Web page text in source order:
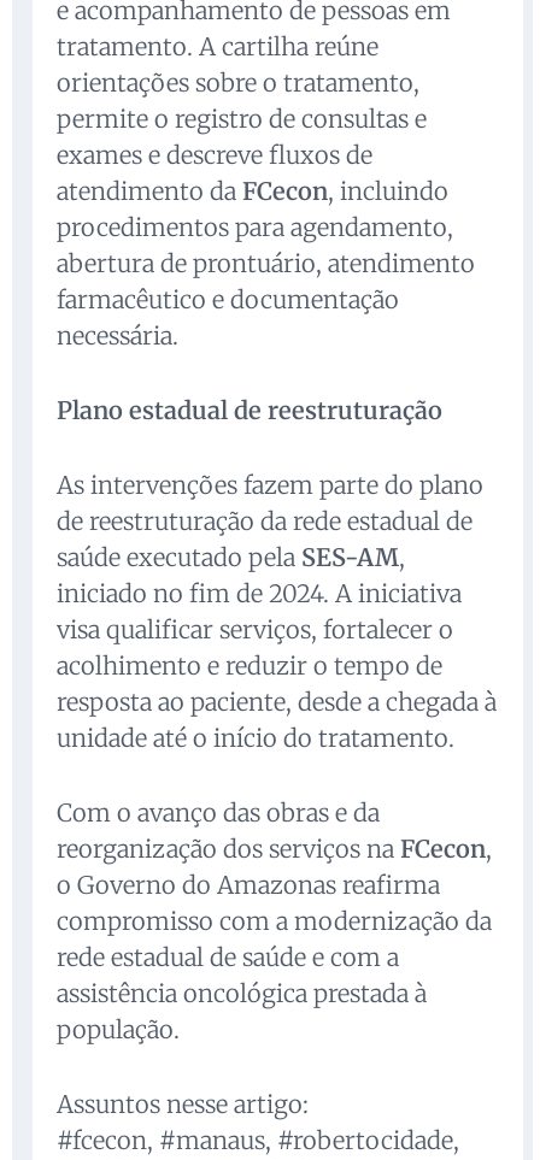
e acompanhamento de pessoas em
tratamento. A cartilha reúne
orientações sobre o tratamento,
permite o registro de consultas e
exames e descreve fluxos de
atendimento da FCecon, incluindo
procedimentos para agendamento,
abertura de prontuário, atendimento
farmacêutico e documentação
necessária.
Plano estadual de reestruturação
As intervenções fazem parte do plano
de reestruturação da rede estadual de
saúde executado pela SES-AM,
iniciado no fim de 2024. A iniciativa
visa qualificar serviços, fortalecer o
acolhimento e reduzir o tempo de
resposta ao paciente, desde a chegada à
unidade até o início do tratamento.
Com o avanço das obras e da
reorganização dos serviços na FCecon,
o Governo do Amazonas reafirma
compromisso com a modernização da
rede estadual de saúde e com a
assistência oncológica prestada à
população.
Assuntos nesse artigo:
#fcecon, #manaus, #robertocidade,